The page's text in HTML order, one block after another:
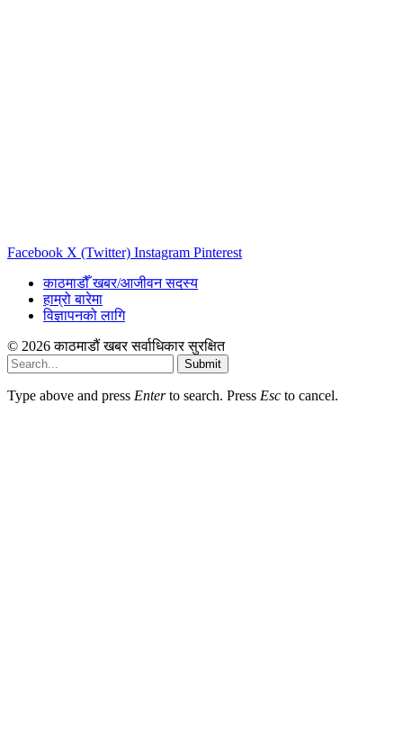
Facebook X (Twitter) Instagram Pinterest
काठमाडौँ खबर/आजीवन सदस्य
हाम्रो बारेमा
विज्ञापनको लागि
© 2026 काठमाडौं खबर सर्वाधिकार सुरक्षित
Submit
Type above and press Enterto search. Press Esc to cancel.